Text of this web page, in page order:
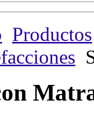
Productos